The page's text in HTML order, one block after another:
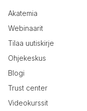
Akatemia
Webinaarit
Tilaa uutiskirje
Ohjekeskus
Blogi
Trust center
Videokurssit